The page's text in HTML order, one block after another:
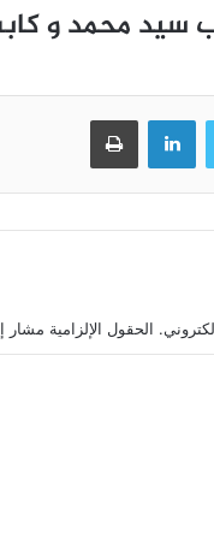
سيد محمد و
تويتر لينكدإن طباعة
الحقول الإلزامية مشار